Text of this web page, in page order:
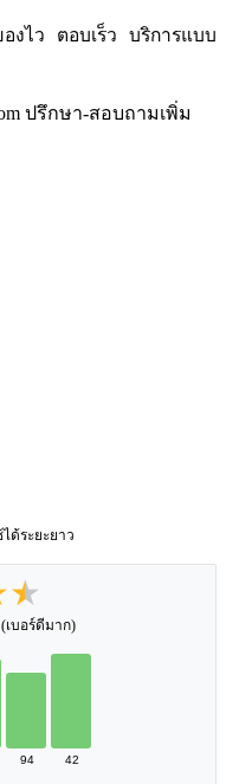
งไว ตอบเร็ว บริการแบบ
ปรึกษา-สอบถามเพิ่ม
ด้ระยะยาว
เบอร์ดีมาก)
94
42